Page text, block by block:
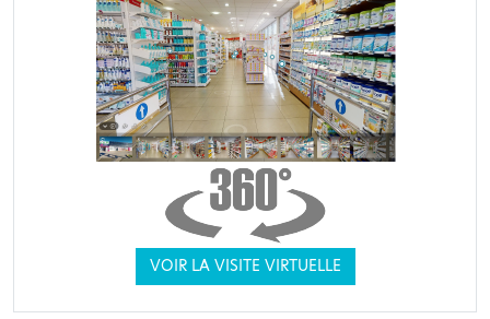
VOIR LA VISITE VIRTUELLE